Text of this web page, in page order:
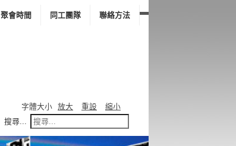
聚會時間 同工團隊 聯絡方法
字體大小 放大 重設
縮小
搜尋...